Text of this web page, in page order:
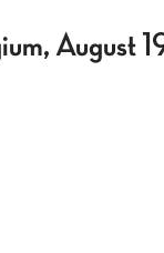
August